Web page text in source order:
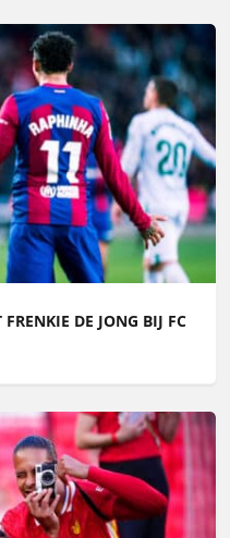
DE JONG BIJ FC